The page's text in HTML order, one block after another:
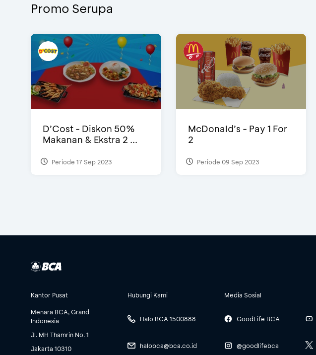
Promo Serupa
D’Cost - Diskon 50%
Makanan & Ekstra 2 ...
Periode 17 Sep 2023
McDonald’s - Pay 1 For
2
Periode 09 Sep 2023
Kantor Pusat
Menara BCA, Grand
Indonesia
Jl. MH Thamrin No. 1
Jakarta 10310
Hubungi Kami
Halo BCA 1500888
halobca@bca.co.id
Media Sosial
GoodLife BCA
@goodlifebca